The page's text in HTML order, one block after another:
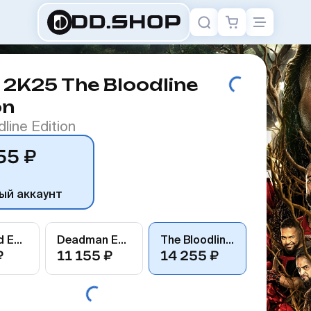
The Bloodline
Edition
₽
аккаунт
Standard Edition Deadman Edition
11 155 ₽
The Bloodline Edition
14 255 ₽